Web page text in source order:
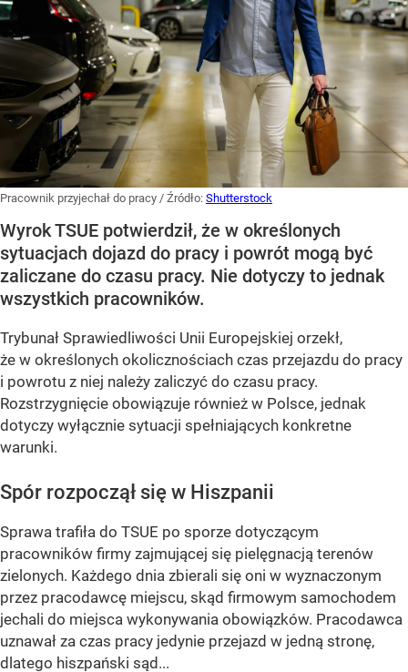
Pracownik przyjechał do pracy / Źródło: Shutterstock
Wyrok TSUE potwierdził, że w określonych
sytuacjach dojazd do pracy i powrót mogą być
zaliczane do czasu pracy. Nie dotyczy to jednak
wszystkich pracowników.
Trybunał Sprawiedliwości Unii Europejskiej orzekł,
że w określonych okolicznościach czas przejazdu do pracy
i powrotu z niej należy zaliczyć do czasu pracy.
Rozstrzygnięcie obowiązuje również w Polsce, jednak
dotyczy wyłącznie sytuacji spełniających konkretne
warunki.
Spór rozpoczął się w Hiszpanii
Sprawa trafiła do TSUE po sporze dotyczącym
pracowników firmy zajmującej się pielęgnacją terenów
zielonych. Każdego dnia zbierali się oni w wyznaczonym
przez pracodawcę miejscu, skąd firmowym samochodem
jechali do miejsca wykonywania obowiązków. Pracodawca
uznawał za czas pracy jedynie przejazd w jedną stronę,
dlatego hiszpański sąd...